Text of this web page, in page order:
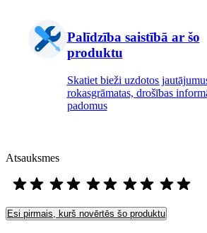
Palīdzība saistībā ar šo
produktu
Skatiet bieži uzdotos
rokasgrāmatas, drošības
padomus
Atsauksmes
Esi pirmais, kurš novērtēs šo produktu